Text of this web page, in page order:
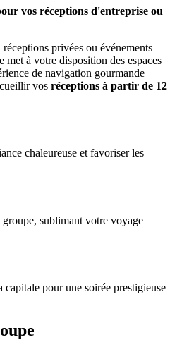
vos réceptions d'entreprise ou
privées ou événements
met à votre disposition des espaces
de navigation gourmande
vos réceptions à partir de 12
chaleureuse et favoriser les
sublimant votre voyage
capitale pour une soirée prestigieuse